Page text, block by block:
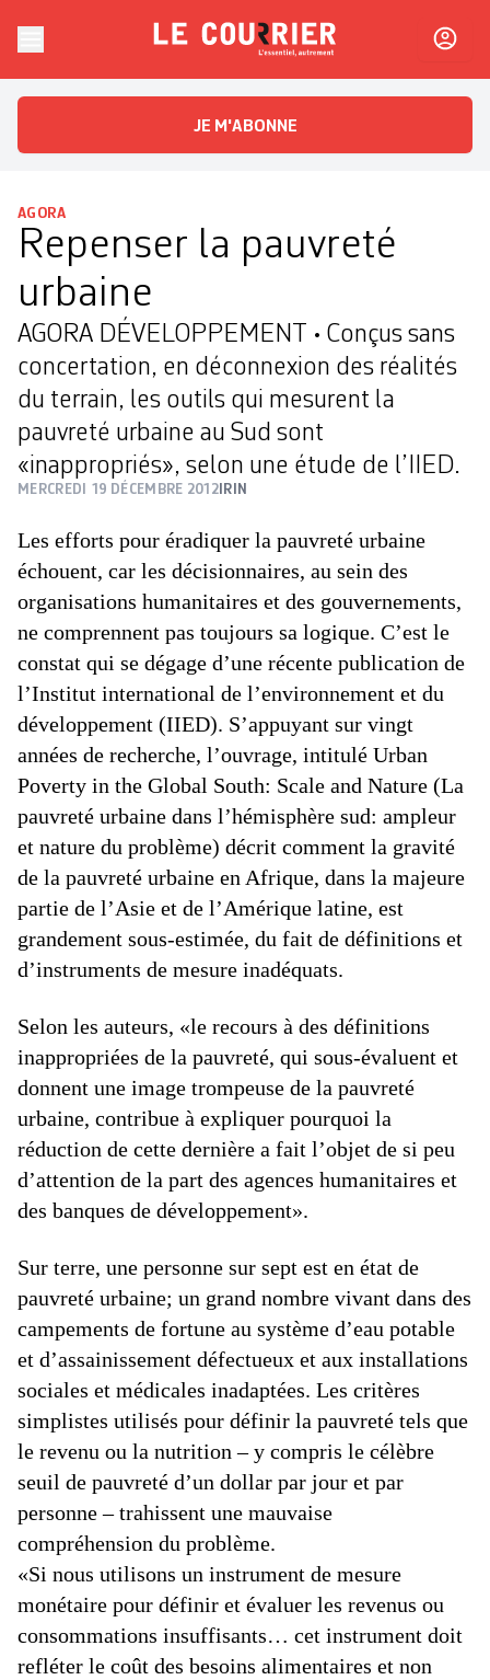
Le CourrierL'essentiel, autrement
JE M'ABONNE
AGORA
Repenser la pauvreté
urbaine
AGORA DÉVELOPPEMENT • Conçus sans
concertation, en déconnexion des réalités
du terrain, les outils qui mesurent la
pauvreté urbaine au Sud sont
«inappropriés», selon une étude de l’IIED.
MERCREDI 19 DÉCEMBRE 2012 IRIN
Les efforts pour éradiquer la pauvreté urbaine
échouent, car les décisionnaires, au sein des
organisations humanitaires et des gouvernements,
ne comprennent pas toujours sa logique. C’est le
constat qui se dégage d’une récente publication de
l’Institut international de l’environnement et du
développement (IIED). S’appuyant sur vingt
années de recherche, l’ouvrage, intitulé Urban
Poverty in the Global South: Scale and Nature (La
pauvreté urbaine dans l’hémisphère sud: ampleur
et nature du problème) décrit comment la gravité
de la pauvreté urbaine en Afrique, dans la majeure
partie de l’Asie et de l’Amérique latine, est
grandement sous-estimée, du fait de définitions et
d’instruments de mesure inadéquats.
Selon les auteurs, «le recours à des définitions
inappropriées de la pauvreté, qui sous-évaluent et
donnent une image trompeuse de la pauvreté
urbaine, contribue à expliquer pourquoi la
réduction de cette dernière a fait l’objet de si peu
d’attention de la part des agences humanitaires et
des banques de développement».
Sur terre, une personne sur sept est en état de
pauvreté urbaine; un grand nombre vivant dans des
campements de fortune au système d’eau potable
et d’assainissement défectueux et aux installations
sociales et médicales inadaptées. Les critères
simplistes utilisés pour définir la pauvreté tels que
le revenu ou la nutrition – y compris le célèbre
seuil de pauvreté d’un dollar par jour et par
personne – trahissent une mauvaise
compréhension du problème.
«Si nous utilisons un instrument de mesure
monétaire pour définir et évaluer les revenus ou
consommations insuffisants… cet instrument doit
refléter le coût des besoins alimentaires et non